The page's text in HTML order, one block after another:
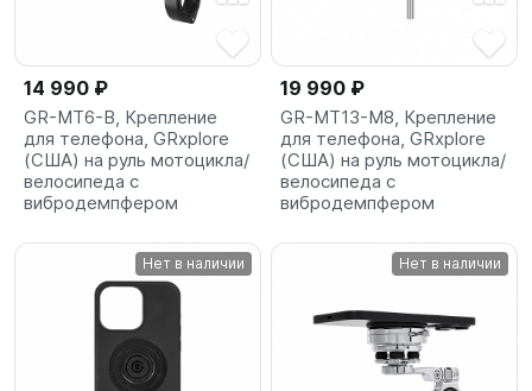
14 990 ₽
GR-MT6-В, Крепление
для телефона, GRxplore
(США) на руль мотоцикла/
велосипеда с
вибродемпфером
19 990 ₽
GR-MT13-М8, Крепление
для телефона, GRxplore
(США) на руль мотоцикла/
велосипеда с
вибродемпфером
Нет в наличии Нет в наличии